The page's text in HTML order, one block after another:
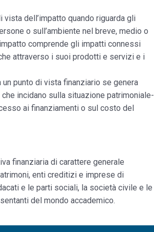
dell’impatto quando riguarda gli
o sull’ambiente nel breve, medio o
comprende gli impatti connessi
attraverso i suoi prodotti e servizi e i
punto di vista finanziario se genera
incidano sulla situazione patrimoniale-
ai finanziamenti o sul costo del
finanziaria di carattere generale
enti creditizi e imprese di
e le parti sociali, la società civile e le
del mondo accademico.